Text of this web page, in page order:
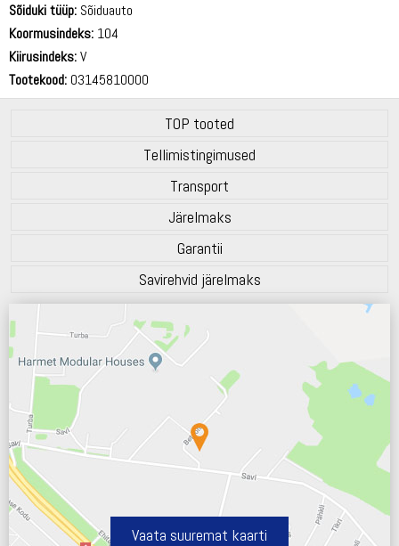
Sõiduki tüüp: Sõiduauto
Koormusindeks: 104
Kiirusindeks:V
Tootekood: 03145810000
TOP tooted
Tellimistingimused
Transport
Järelmaks
Garantii
Savirehvid järelmaks
Vaata suuremat kaarti